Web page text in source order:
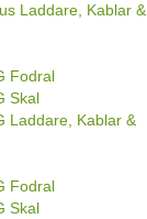
Laddare, Kablar &
Fodral
Skal
Laddare, Kablar &
Fodral
Skal